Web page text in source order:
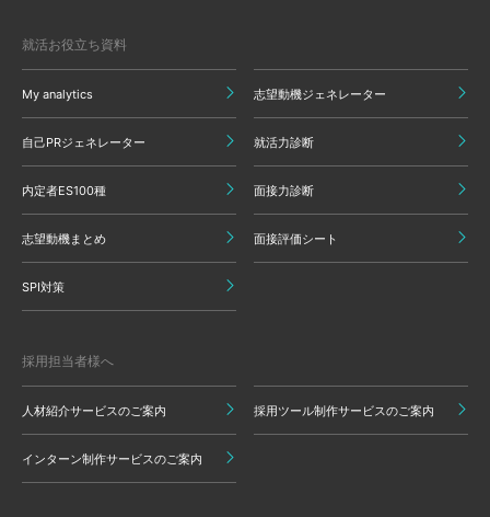
就活お役立ち資料
My analytics 志望動機ジェネレーター
自己PRジェネレーター 就活力診断
内定者ES100種 面接力診断
志望動機まとめ 面接評価シート
SPI対策
採用担当者様へ
人材紹介サービスのご案内 採用ツール制作サービスのご案内
インターン制作サービスのご案内